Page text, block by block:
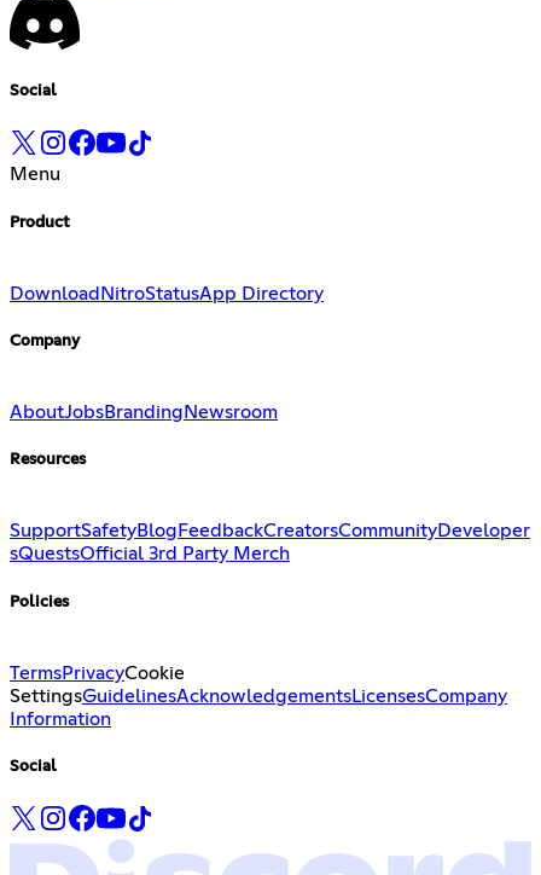
Social
Menu
Product
Download NitroStatusApp Directory
Company
AboutJobsBranding Newsroom
Resources
SupportSafetyBlog FeedbackCreatorsCommunityDeveloper
sQuestsOfficial 3rd Party Merch
Policies
TermsPrivacyCookie
SettingsGuidelinesAcknowledgementsLicensesCompany
Information
Social